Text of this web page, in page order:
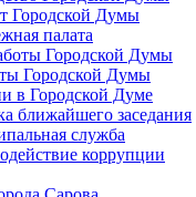
Городской Думы
палата
Городской Думы
Городской Думы
в Городской Думе
ближайшего заседания
служба
коррупции